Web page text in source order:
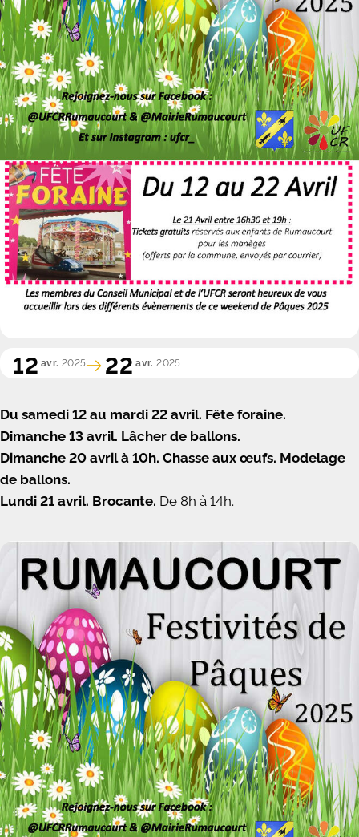
12 avr. 2025 22 avr. 2025
Du samedi 12 au mardi 22 avril. Fête foraine.
Dimanche 13 avril. Lâcher de ballons.
Dimanche 20 avril à 10h. Chasse aux œufs. Modelage
de ballons.
Lundi 21 avril. Brocante. De 8h à 14h.